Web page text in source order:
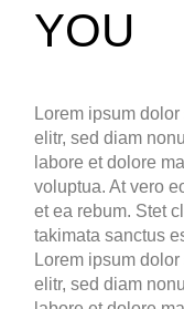
YOU
Lorem ipsum
elitr, sed diam
labore et dolore
voluptua. At vero
et ea rebum. Stet
takimata sanctus
Lorem ipsum
elitr, sed diam